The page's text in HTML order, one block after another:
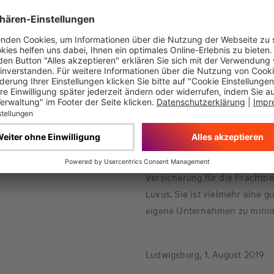
Auch Ausstellungen und
Unternehmens sind weltweit
100.000 Euro mitversichert.
dem Firmenumsatz und
Mit Blick auf denkbare
Versicherung für die
Luxus. Sie ist vielmehr eine
eigene Unternehmen zu
Ludwigsburg, 1. August 2019